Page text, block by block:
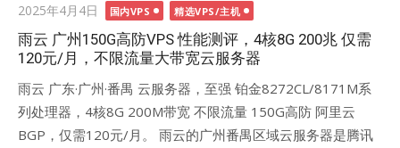
Posted
on
2025年4月4日 国内VPS 精选VPS/主机
雨云 广州150G高防VPS 性能测评，4核8G 200兆 仅需
120元/月，不限流量大带宽云服务器
雨云 广东·广州·番禺 云服务器，至强 铂金8272CL/8171M系
列处理器，4核8G 200M带宽 不限流量 150G高防 阿里云
BGP，仅需120元/月。 雨云的广州番禺区域云服务器是腾讯